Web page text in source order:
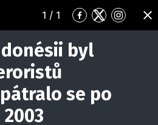
1 / 1
Přejít
na
Facebook
Přejít
na
Přejít
na
byl
se po